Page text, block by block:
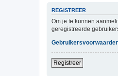
REGISTREER
Om je te kunnen
geregistreerde
Registreer